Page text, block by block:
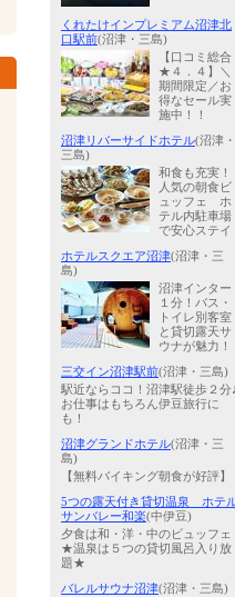
くれたけインプレミアム沼津北
口駅前(沼津・三島)
【口コミ総合
★４．４】＼
期間限定／お
得なセール実
施中！！
沼津リバーサイドホテル(沼津・
三島)
和食も充実！
人気の朝食ビ
ュッフェ ホ
テル内駐車場
で安心ステイ
ホテルスクエア沼津(沼津・三
島)
沼津インター
１分！バス・
トイレ別客室
と貸切露天サ
ウナが魅力！
三交イン沼津駅前(沼津・三島)
駅近ならココ！沼津駅徒歩２分
お仕事はもちろん伊豆旅行に
も！
沼津グランドホテル(沼津・三
島)
【無料バイキング朝食が好評】
5つの露天付き貸切温泉 ホテ
サンバレー和楽(中伊豆)
夕食は和・洋・中のビュッフェ
★温泉は５つの貸切風呂入り放
題★
バレルサウナ沼津(沼津・三島)